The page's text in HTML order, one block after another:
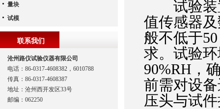
试验装置
值传感器
般不低于
求。试验
90%RH，
前需对设
压头与试
量块
试模
联系我们
沧州路仪试验仪器有限公司
电话：86-0317-4608382，6010788
传真：86-0317-4608387
地址：沧州西开发区33号
邮编：062250